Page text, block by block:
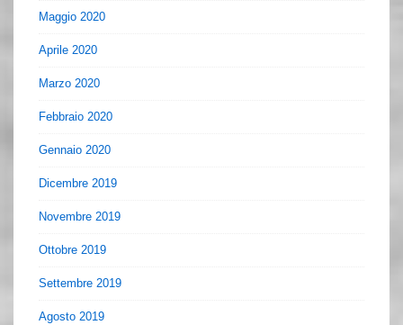
Maggio 2020
Aprile 2020
Marzo 2020
Febbraio 2020
Gennaio 2020
Dicembre 2019
Novembre 2019
Ottobre 2019
Settembre 2019
Agosto 2019